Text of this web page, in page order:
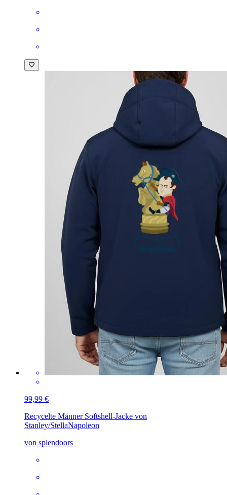
99,99 €
Recycelte Männer Softshell-Jacke von
Stanley/StellaNapoleon
von splendoors